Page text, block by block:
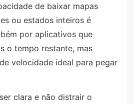
de baixar mapas
ou estados inteiros é
por aplicativos que
o tempo restante, mas
velocidade ideal para pegar
clara e não distrair o